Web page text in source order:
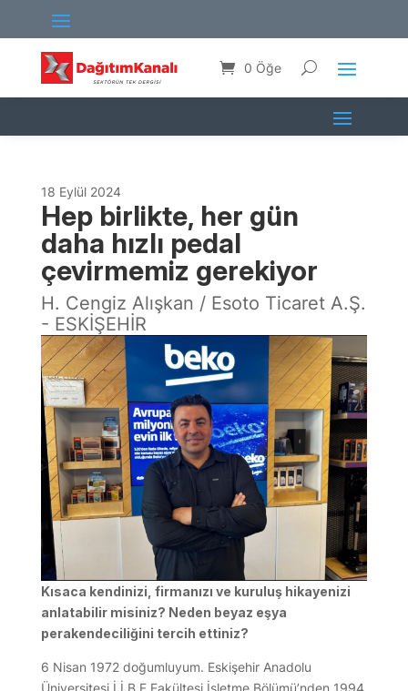
0 Öğe
18 Eylül 2024
Hep birlikte, her gün
daha hızlı pedal
çevirmemiz gerekiyor
H. Cengiz Alışkan / Esoto Ticaret A.Ş.
- ESKİŞEHİR
Kısaca kendinizi, firmanızı ve kuruluş hikayenizi
anlatabilir misiniz? Neden beyaz eşya
perakendeciliğini tercih ettiniz?
6 Nisan 1972 doğumluyum. Eskişehir Anadolu
Üniversitesi İ.İ.B.F Fakültesi İşletme Bölümü’nden 1994